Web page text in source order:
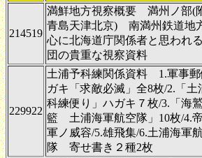
214519
満鮮地方視察概要 満州ノ部(
青島天津北京) 南満州鉄道地
心に北海道庁関係者と思われ
団の貴重な視察資料
229922
土浦予科練関係資料 1.軍事郵
ガキ「求敵必滅」全8枚/2.「土
科練便り」ハガキ７枚/3.「海
籃 土浦海軍航空隊」10枚/4.
軍ノ威容/5.雄飛集/6.土浦海軍
隊 寄せ書き２種2枚